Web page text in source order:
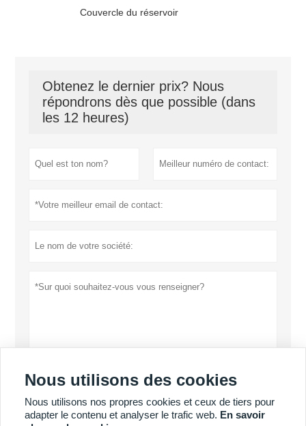
Couvercle du réservoir
Obtenez le dernier prix? Nous
répondrons dès que possible (dans
les 12 heures)
soumettre Politique de confidentialité
Nous utilisons des cookies
Nous utilisons nos propres cookies et ceux de tiers pour
adapter le contenu et analyser le trafic web. En savoir